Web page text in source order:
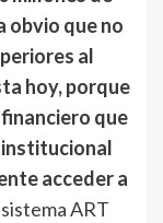
obvio que no
al
hoy, porque
que
institucional
acceder a
ART